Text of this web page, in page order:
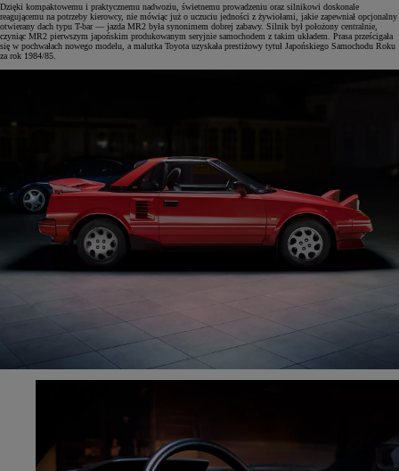
Dzięki kompaktowemu i praktycznemu nadwoziu, świetnemu prowadzeniu oraz silnikowi doskonale
reagującemu na potrzeby kierowcy, nie mówiąc już o uczuciu jedności z żywiołami, jakie zapewniał opcjonalny
otwierany dach typu T-bar — jazda MR2 była synonimem dobrej zabawy. Silnik był położony centralnie,
czyniąc MR2 pierwszym japońskim produkowanym seryjnie samochodem z takim układem. Prasa prześcigała
się w pochwałach nowego modelu, a malutka Toyota uzyskała prestiżowy tytuł Japońskiego Samochodu Roku
za rok 1984/85.